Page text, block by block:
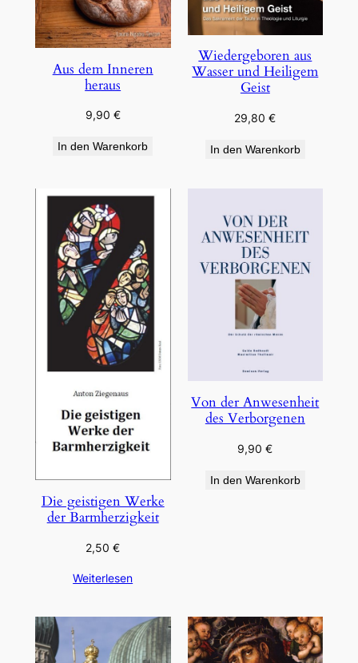
Aus dem Inneren
heraus
9,90 €
In den Warenkorb
Wiedergeboren aus
Wasser und Heiligem
Geist
29,80€
In den Warenkorb
Die geistigen Werke
der Barmherzigkeit
2,50€
Weiterlesen
Von der Anwesenheit
des Verborgenen
9,90€
In den Warenkorb